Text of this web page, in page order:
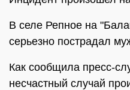
В селе Репное на
серьезно пострадал
Как сообщила пресс-
несчастный случай